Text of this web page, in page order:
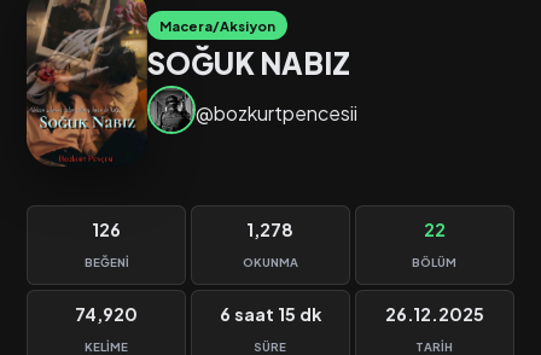
Macera/Aksiyon
SOĞUK NABIZ
@bozkurtpencesii
126
BEĞENI
1,278
OKUNMA
22
BÖLÜM
74,920
KELIME
6 saat 15 dk
SÜRE
26.12.2025
TARIH